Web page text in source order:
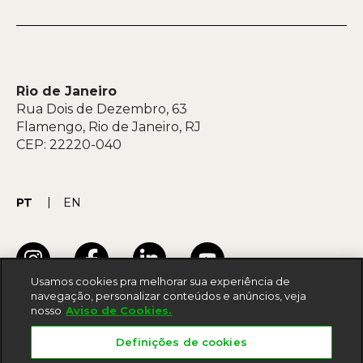
Rio de Janeiro
Rua Dois de Dezembro, 63
Flamengo, Rio de Janeiro, RJ
CEP: 22220-040
PT EN
Usamos cookies pra melhorar sua experiência de
navegação, personalizar conteúdos e anúncios, veja
nosso Aviso de Cookies.
Definições de cookies